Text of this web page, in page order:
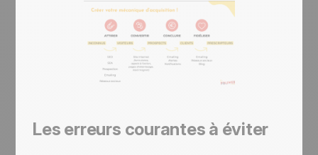
Les erreurs courantes à éviter